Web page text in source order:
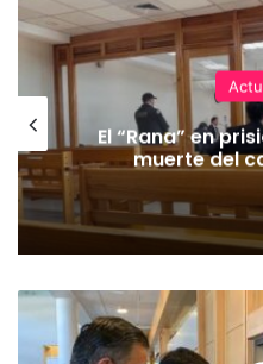
El “Rana” en
muerte del
P